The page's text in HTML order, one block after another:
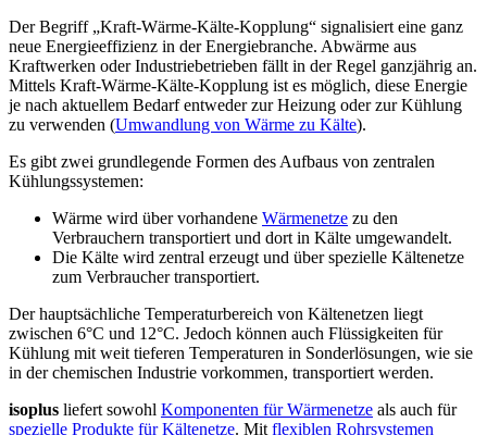
Der Begriff „Kraft-Wärme-Kälte-Kopplung“ signalisiert eine ganz
neue Energieeffizienz in der Energiebranche. Abwärme aus
Kraftwerken oder Industriebetrieben fällt in der Regel ganzjährig an.
Mittels Kraft-Wärme-Kälte-Kopplung ist es möglich, diese Energie
je nach aktuellem Bedarf entweder zur Heizung oder zur Kühlung
zu verwenden (Umwandlung von Wärme zu Kälte).
Es gibt zwei grundlegende Formen des Aufbaus von zentralen
Kühlungssystemen:
Wärme wird über vorhandene Wärmenetze zu den
Verbrauchern transportiert und dort in Kälte umgewandelt.
Die Kälte wird zentral erzeugt und über spezielle Kältenetze
zum Verbraucher transportiert.
Der hauptsächliche Temperaturbereich von Kältenetzen liegt
zwischen 6°C und 12°C. Jedoch können auch Flüssigkeiten für
Kühlung mit weit tieferen Temperaturen in Sonderlösungen, wie sie
in der chemischen Industrie vorkommen, transportiert werden.
isoplus liefert sowohl Komponenten für Wärmenetze als auch für
spezielle Produkte für Kältenetze. Mit flexiblen Rohrsystemen